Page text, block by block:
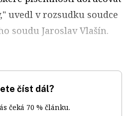
uvedl v rozsudku soudce
soudu Jaroslav Vlašín.
číst dál?
čeká 70 % článku.